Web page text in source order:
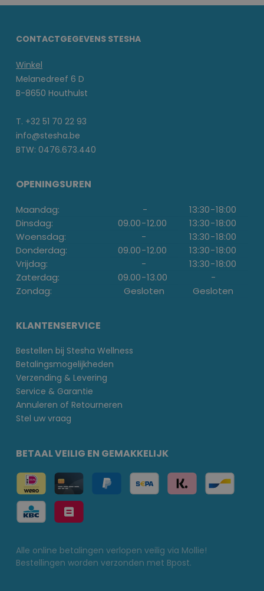
CONTACTGEGEVENS STESHA
Winkel
Melanedreef 6 D
B-8650 Houthulst
T. +32 51 70 22 93
info@stesha.be
BTW: 0476.673.440
OPENINGSUREN
Maandag: - 13:30-18:00
Dinsdag:
09.00-12.00 13:30-18:00
Woensdag:
- 13:30-18:00
Donderdag:
09.00-12.00 13:30-18:00
Vrijdag:
- 13:30-18:00
Zaterdag:
09.00-13.00
-
Zondag:
Gesloten Gesloten
KLANTENSERVICE
Bestellen bij Stesha Wellness
Betalingsmogelijkheden
Verzending & Levering
Service & Garantie
Annuleren of Retourneren
Stel uw vraag
BETAAL VEILIG EN GEMAKKELIJK
Alle online betalingen verlopen veilig via Mollie!
Bestellingen worden verzonden met Bpost.